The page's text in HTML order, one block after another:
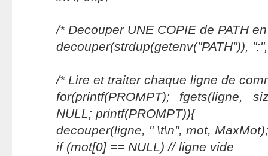
/* Decouper UNE COPIE de PATH
decouper(strdup(getenv("PATH")),
/* Lire et traiter chaque ligne de
for(printf(PROMPT); fgets(ligne,
NULL; printf(PROMPT)){
decouper(ligne, " \t\n", mot, MaxMot);
if (mot[0] == NULL) // ligne vide